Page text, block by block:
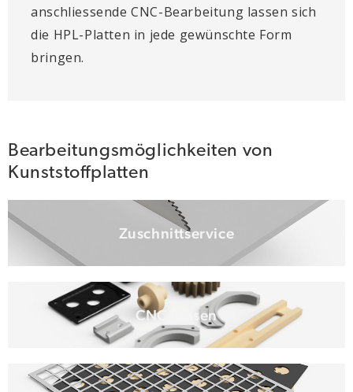
anschliessende CNC-Bearbeitung lassen sich
die HPL-Platten in jede gewünschte Form
bringen.
Bearbeitungsmöglichkeiten von
Kunststoffplatten
Zuschnittservice
CNC Fräsen